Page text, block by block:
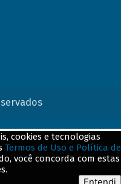
cookies e tecnologias
Termos de Uso e Política de
você concorda com estas